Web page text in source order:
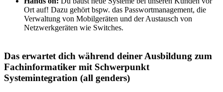
Ort auf! Dazu gehört bspw. das Passwortmanagement, die
Verwaltung von Mobilgeräten und der Austausch von
Netzwerkgeräten wie Switches.
Das erwartet dich während deiner Ausbildung zum
Fachinformatiker mit Schwerpunkt
Systemintegration (all genders)